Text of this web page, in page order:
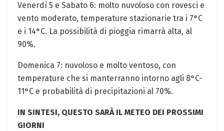
Venerdì 5 e Sabato 6: molto nuvoloso⁣ con rovesci e
vento moderato, temperature stazionarie tra i 7°C
e i ‍14°C. La possibilità di pioggia rimarrà alta, ⁢al
90%.
Domenica 7: nuvoloso e⁣ molto ventoso, con
temperature che⁣ si manterranno intorno agli 8°C-
11°C e⁣ probabilità di precipitazioni al 70%.
IN SINTESI, QUESTO SARÀ IL METEO DEI PROSSIMI
GIORNI